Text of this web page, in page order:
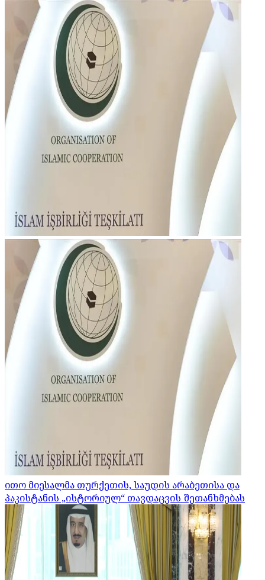
ითო მიესალმა თურქეთის, საუდის არაბეთისა და
პაკისტანის „ისტორიულ“ თავდაცვის შეთანხმებას